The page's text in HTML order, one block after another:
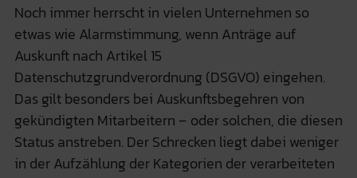
Noch immer herrscht in vielen Unternehmen so
etwas wie Alarmstimmung, wenn Anträge auf
Auskunft nach Artikel 15
Datenschutzgrundverordnung (DSGVO) eingehen.
Das gilt besonders bei Auskunftsbegehren von
gekündigten Mitarbeitern – oder solchen, die diesen
Status anstreben. Der Schrecken liegt dabei weniger
in der Aufzählung der Kategorien der verarbeiteten